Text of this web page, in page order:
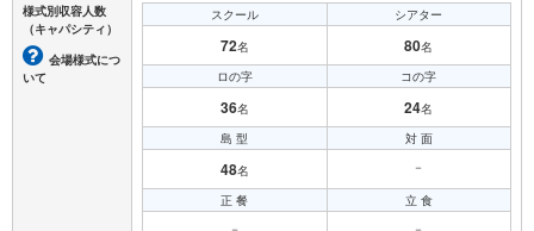
様式別収容人数
（キャパシティ）
会場様式につ
いて
スクール
72名
シアター
80名
ロの字
36名
コの字
24名
島 型
48名
対 面
－
正 餐
立 食